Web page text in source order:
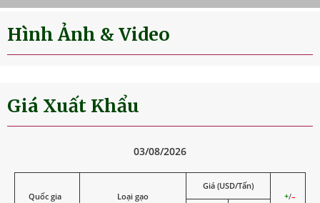
Hình Ảnh & Video
Giá Xuất Khẩu
03/08/2026
Quốc gia Loại gạo
Giá (USD/Tấn)
+/–